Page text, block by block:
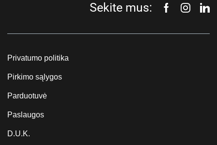
Sekite mus:
Privatumo politika
Pirkimo sąlygos
Parduotuvė
Paslaugos
D.U.K.